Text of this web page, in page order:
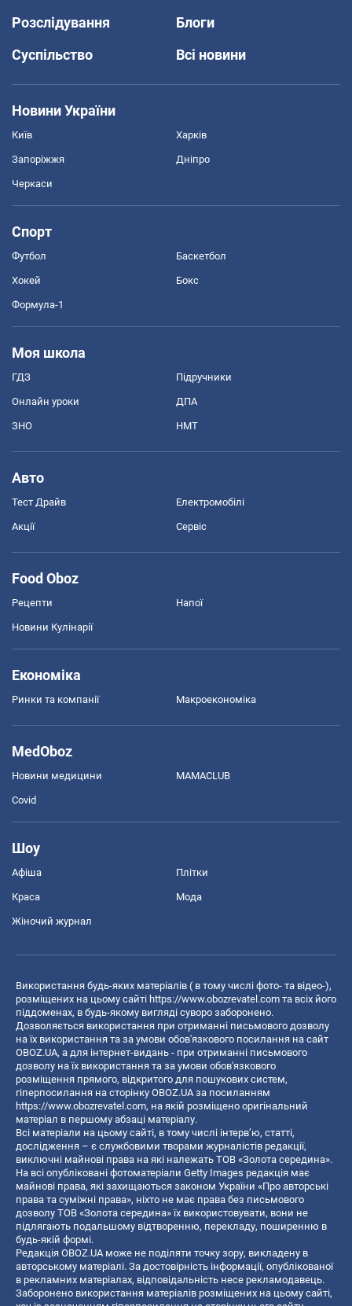
Розслідування
Блоги
Суспільство
Всі новини
Новини України
Київ Харків
Запоріжжя Дніпро
Черкаси
Спорт
Футбол Баскетбол
Хокей Бокс
Формула-1
Моя школа
ГДЗ Підручники
Онлайн уроки ДПА
ЗНО НМТ
Авто
Тест Драйв Електромобілі
Акції Сервіс
Food Oboz
Рецепти Напої
Новини Кулінарії
Економіка
Ринки та компанії Макроекономіка
MedOboz
Новини медицини MAMACLUB
Covid
Шоу
Афіша Плітки
Краса Мода
Жіночий журнал
Використання будь-яких матеріалів ( в тому числі фото- та відео-),
розміщених на цьому сайті https://www.obozrevatel.com та всіх його
піддоменах, в будь-якому вигляді суворо заборонено.
Дозволяється використання при отриманні письмового дозволу
на їх використання та за умови обов'язкового посилання на сайт
OBOZ.UA, а для інтернет-видань - при отриманні письмового
дозволу на їх використання та за умови обов'язкового
розміщення прямого, відкритого для пошукових систем,
гіперпосилання на сторінку OBOZ.UA за посиланням
https://www.obozrevatel.com, на якій розміщено оригінальний
матеріал в першому абзаці матеріалу.
Всі матеріали на цьому сайті, в тому числі інтерв’ю, статті,
дослідження – є службовими творами журналістів редакції,
виключні майнові права на які належать ТОВ «Золота середина».
На всі опубліковані фотоматеріали Getty Images редакція має
майнові права, які захищаються законом України «Про авторські
права та суміжні права», ніхто не має права без письмового
дозволу ТОВ «Золота середина» їх використовувати, вони не
підлягають подальшому відтворенню, перекладу, поширенню в
будь-якій формі.
Редакція OBOZ.UA може не поділяти точку зору, викладену в
авторському матеріалі. За достовірність інформації, опублікованої
в рекламних матеріалах, відповідальність несе рекламодавець.
Заборонено використання матеріалів розміщених на цьому сайті,